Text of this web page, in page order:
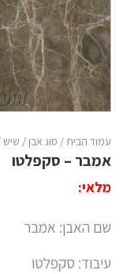
עמוד הבית/ סוג אבן/ שיש
אמבר – סקפלטו
מלאי:
שם האבן: אמבר
עיבוד: סקפלטו